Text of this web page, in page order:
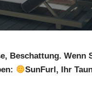
Beschattung. Wenn
SunFurl, Ihr